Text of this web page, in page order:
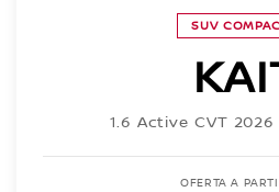
SUV
1.6 Active CVT
OFERTA A